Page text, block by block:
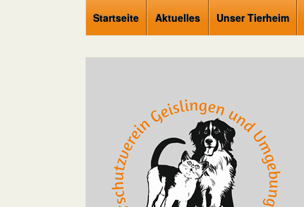
Startseite Aktuelles Unser Tierheim